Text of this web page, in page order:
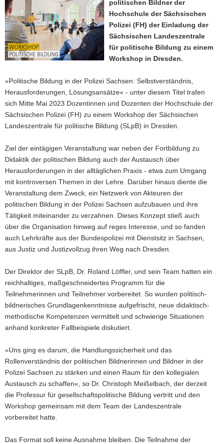
a
v
i
g
a
i
n
politischen Bildner der
Hochschule der Sächsischen
Polizei (FH) der Einladung der
Sächsischen Landeszentrale
für politische Bildung zu einem
Workshop in Dresden.
»Politische Bildung in der Polizei Sachsen: Selbstverständnis,
Herausforderungen, Lösungsansätze« - unter diesem Titel trafen
sich Mitte Mai 2023 Dozentinnen und Dozenten der Hochschule der
Sächsischen Polizei (FH) zu einem Workshop der Sächsischen
Landeszentrale für politische Bildung (SLpB) in Dresden.
Ziel der eintägigen Veranstaltung war neben der Fortbildung zu
Didaktik der politischen Bildung auch der Austausch über
Herausforderungen in der alltäglichen Praxis - etwa zum Umgang
mit kontroversen Themen in der Lehre. Darüber hinaus diente die
Veranstaltung dem Zweck, ein Netzwerk von Akteuren der
politischen Bildung in der Polizei Sachsen aufzubauen und ihre
Tätigkeit miteinander zu verzahnen. Dieses Konzept stieß auch
über die Organisation hinweg auf reges Interesse, und so fanden
auch Lehrkräfte aus der Bundespolizei mit Dienstsitz in Sachsen,
aus Justiz und Justizvollzug ihren Weg nach Dresden.
Der Direktor der SLpB, Dr. Roland Löffler, und sein Team hatten ein
reichhaltiges, maßgeschneidertes Programm für die
Teilnehmerinnen und Teilnehmer vorbereitet. So wurden politisch-
bildnerisches Grundlagenkenntnisse aufgefrischt, neue didaktisch-
methodische Kompetenzen vermittelt und schwierige Situationen
anhand konkreter Fallbeispiele diskutiert.
»Uns ging es darum, die Handlungssicherheit und das
Rollenverständnis der politischen Bildnerinnen und Bildner in der
Polizei Sachsen zu stärken und einen Raum für den kollegialen
Austausch zu schaffen«, so Dr. Christoph Meißelbach, der derzeit
die Professur für gesellschaftspolitische Bildung vertritt und den
Workshop gemeinsam mit dem Team der Landeszentrale
vorbereitet hatte.
Das Format soll keine Ausnahme bleiben. Die Teilnahme der